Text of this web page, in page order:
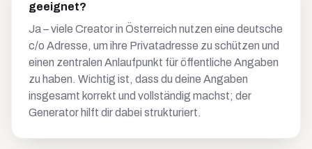
geeignet?
Ja – viele Creator in Österreich nutzen eine deutsche
c/o Adresse, um ihre Privatadresse zu schützen und
einen zentralen Anlaufpunkt für öffentliche Angaben
zu haben. Wichtig ist, dass du deine Angaben
insgesamt korrekt und vollständig machst; der
Generator hilft dir dabei strukturiert.